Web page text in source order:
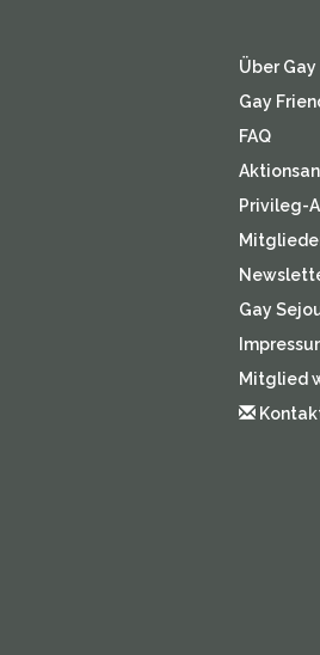
Über
Gay
FAQ
Privileg-
Gay
Mitglied